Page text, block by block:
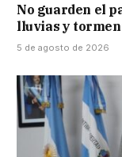
No guarden el
lluvias y
5 de agosto de 2026